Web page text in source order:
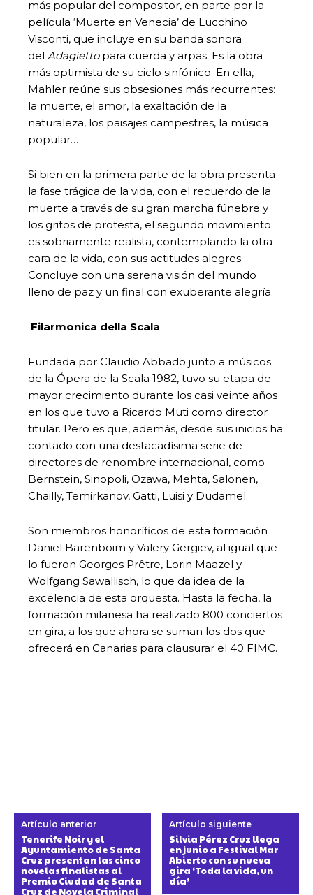
más popular del compositor, en parte por la
película ‘Muerte en Venecia’ de Lucchino
Visconti, que incluye en su banda sonora
del Adagiettopara cuerda y arpas. Es la obra
más optimista de su ciclo sinfónico. En ella,
Mahler reúne sus obsesiones más recurrentes:
la muerte, el amor, la exaltación de la
naturaleza, los paisajes campestres, la música
popular…
Si bien en la primera parte de la obra presenta
la fase trágica de la vida, con el recuerdo de la
muerte a través de su gran marcha fúnebre y
los gritos de protesta, el segundo movimiento
es sobriamente realista, contemplando la otra
cara de la vida, con sus actitudes alegres.
Concluye con una serena visión del mundo
lleno de paz y un final con exuberante alegría.
Filarmonica della Scala
Fundada por Claudio Abbado junto a músicos
de la Ópera de la Scala 1982, tuvo su etapa de
mayor crecimiento durante los casi veinte años
en los que tuvo a Ricardo Muti como director
titular. Pero es que, además, desde sus inicios ha
contado con una destacadísima serie de
directores de renombre internacional, como
Bernstein, Sinopoli, Ozawa, Mehta, Salonen,
Chailly, Temirkanov, Gatti, Luisi y Dudamel.
Son miembros honoríficos de esta formación
Daniel Barenboim y Valery Gergiev, al igual que
lo fueron Georges Prêtre, Lorin Maazel y
Wolfgang Sawallisch, lo que da idea de la
excelencia de esta orquesta. Hasta la fecha, la
formación milanesa ha realizado 800 conciertos
en gira, a los que ahora se suman los dos que
ofrecerá en Canarias para clausurar el 40 FIMC.
Artículo anterior
Tenerife Noir y el
Ayuntamiento de Santa
Cruz presentan las cinco
novelas finalistas al
Premio Ciudad de Santa
Cruz de Novela Criminal
Artículo siguiente
Silvia Pérez Cruz llega
en junio a Festival Mar
Abierto con su nueva
gira ‘Toda la vida, un
día’